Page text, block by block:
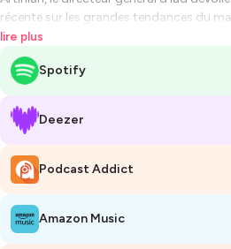
récente sur les grandes tendances du
l'intérêt soutenu des Français pour
liés à l'accès restreint au crédit.
projet immobilier, et 30% d'entre eux
notamment pour les primo-accédants.",
pour plus d'informations.
lire plus
Spotify
Deezer
Podcast Addict
Amazon Music